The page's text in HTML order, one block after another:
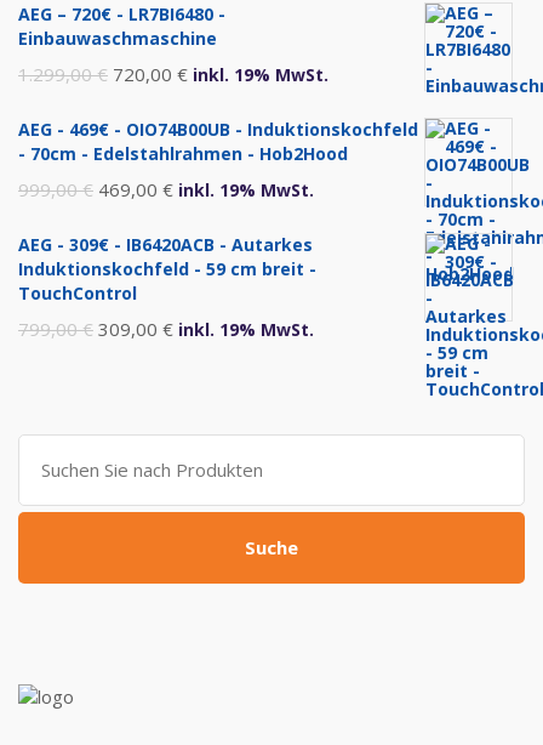
AEG – 720€ - LR7BI6480 -
Einbauwaschmaschine
1.299,00€ Ursprünglicher
war:
720,00 €Aktueller
ist:
inkl. 19% MwSt.
AEG - 469€ - OIO74B00UB - Induktionskochfeld
- 70cm - Edelstahlrahmen - Hob2Hood
999,00€ Ursprünglicher
war:
999,00 €
469,00 €Aktueller
ist:
inkl. 19% MwSt.
AEG - 309€ - IB6420ACB - Autarkes
Induktionskochfeld - 59 cm breit -
TouchControl
799,00€ Ursprünglicher
799,00 €
309,00 €Aktueller
309,00 €.
inkl. 19% MwSt.
Suche
nach:
Suche